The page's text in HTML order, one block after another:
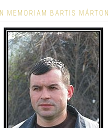
IN MEMORIAM BARTIS MÁRTON